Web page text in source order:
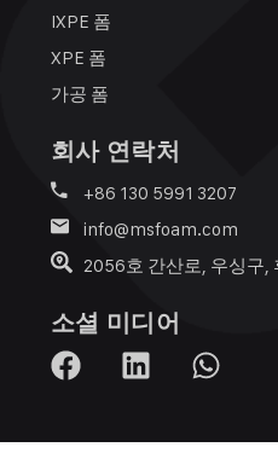
IXPE 폼
XPE 폼
가공 폼
회사 연락처
+86 130 5991 3207
info@msfoam.com
2056호 간산로, 우싱구,
소셜 미디어